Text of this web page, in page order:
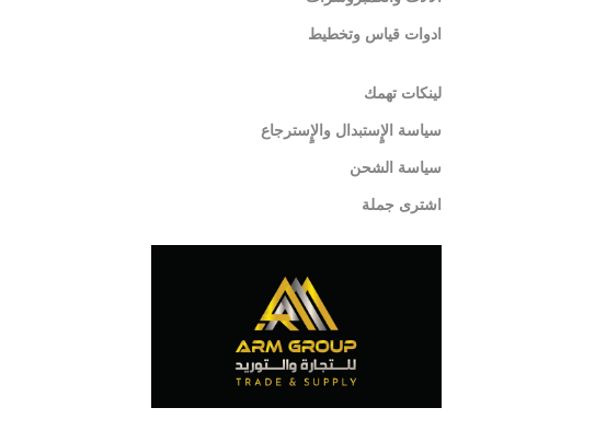
ادوات قياس وتخطيط
لينكات تهمك
سياسة الإٍستبدال والإٍسترجاع
سياسة الشحن
اشترى جملة